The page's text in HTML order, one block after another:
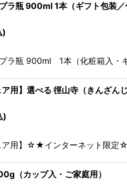
ラ瓶 900ml 1本（ギフト包装／
)
プラ瓶 900ml 1本（化粧箱入・
ア用】選べる 徑山寺（きんざ
)
ア用】☆★インターネット限
（カップ入・ご家庭用）